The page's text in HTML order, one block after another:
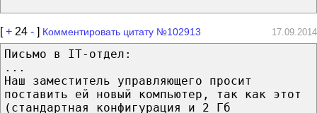
[+ 24 - ] Комментировать цитату №102913 17.09.2014
Письмо в IT-отдел:
...
Наш заместитель управляющего просит
поставить ей новый компьютер, так как этот
(стандартная конфигурация и 2 Гб